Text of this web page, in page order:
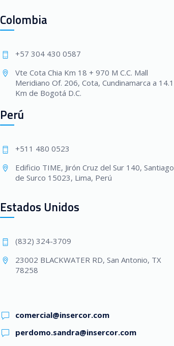
Colombia
+57 304 430 0587
Vte Cota Chia Km 18 + 970 M C.C. Mall
Meridiano Of. 206, Cota, Cundinamarca a 14.1
Km de Bogotá D.C.
Perú
+511 480 0523
Edificio TIME, Jirón Cruz del Sur 140, Santiago
de Surco 15023, Lima, Perú
Estados Unidos
(832) 324-3709
23002 BLACKWATER RD, San Antonio, TX
78258
comercial@insercor.com
perdomo.sandra@insercor.com